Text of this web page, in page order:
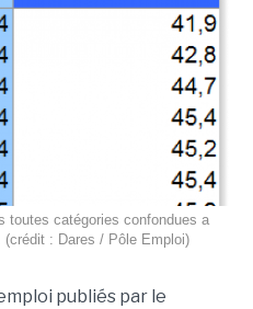
toutes catégories confondues a
: Dares / Pôle Emploi)
publiés par le